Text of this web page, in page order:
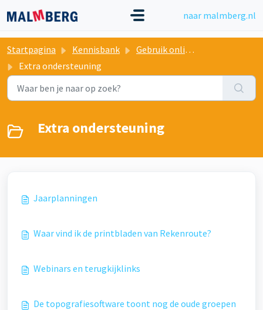
naar malmberg.nl
Startpagina Kennisbank
Gebruik online lesmateriaal
Extra ondersteuning
Extra ondersteuning
Jaarplanningen
Waar vind ik de printbladen van Rekenroute?
Webinars en terugkijklinks
De topografiesoftware toont nog de oude groepen